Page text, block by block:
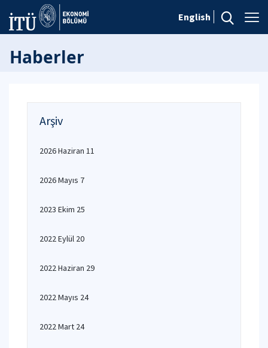
English
Haberler
Arşiv
2026 Haziran 11
2026 Mayıs 7
2023 Ekim 25
2022 Eylül 20
2022 Haziran 29
2022 Mayıs 24
2022 Mart 24